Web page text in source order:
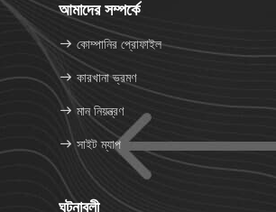
আমাদের সম্পর্কে
কোম্পানির প্রোফাইল
কারখানা ভ্রমণ
মান নিয়ন্ত্রণ
সাইট ম্যাপ
ঘটনাবলী